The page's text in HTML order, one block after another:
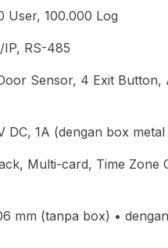
User, 100.000 Log
IP, RS-485
Sensor, 4 Exit Button,
DC, 1A (dengan box
Multi-card, Time Zone
mm (tanpa box) •